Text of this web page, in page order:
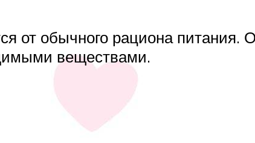
от обычного рациона питания.
веществами.